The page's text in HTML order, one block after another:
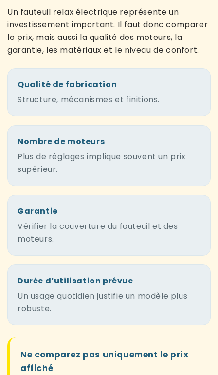
Un fauteuil relax électrique représente un
investissement important. Il faut donc comparer
le prix, mais aussi la qualité des moteurs, la
garantie, les matériaux et le niveau de confort.
Qualité de fabrication
Structure, mécanismes et finitions.
Nombre de moteurs
Plus de réglages implique souvent un prix
supérieur.
Garantie
Vérifier la couverture du fauteuil et des
moteurs.
Durée d’utilisation prévue
Un usage quotidien justifie un modèle plus
robuste.
Ne comparez pas uniquement le prix
affiché